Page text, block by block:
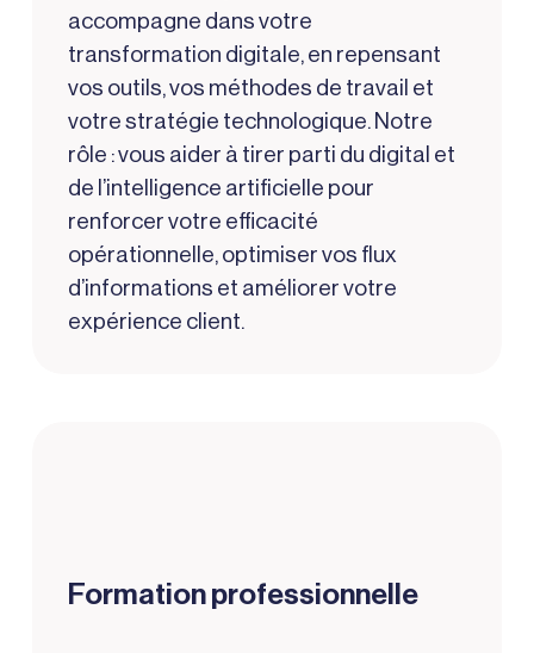
accompagne dans votre
transformation digitale, en repensant
vos outils, vos méthodes de travail et
votre stratégie technologique. Notre
rôle : vous aider à tirer parti du digital et
de l’intelligence artificielle pour
renforcer votre efficacité
opérationnelle, optimiser vos flux
d’informations et améliorer votre
expérience client.
Formation professionnelle